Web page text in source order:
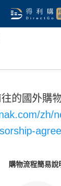
的國外購
zh/
購物流程簡易說